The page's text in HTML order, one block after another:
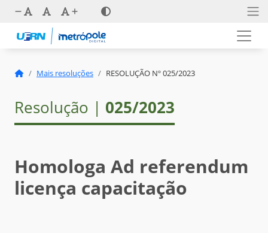
Mais resoluções RESOLUÇÃO Nº 025/2023
Resolução | 025/2023
Homologa Ad referendum
licença capacitação